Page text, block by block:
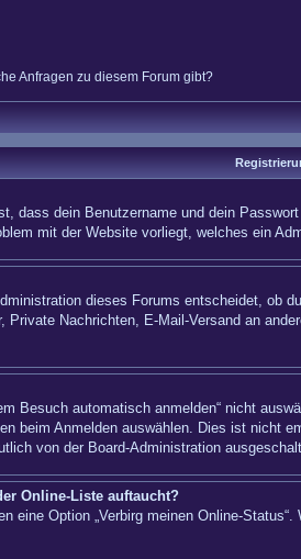
Anfragen zu diesem Forum gibt?
dass dein Benutzername und dein
mit der Website vorliegt, welches ein
dieses Forums entscheidet,
Nachrichten, E-Mail-Versand an
Besuch automatisch anmelden“ nicht
beim Anmelden auswählen. Dies ist nicht
von der Board-Administration
Online-Liste auftaucht?
eine Option „Verbirg meinen Online-